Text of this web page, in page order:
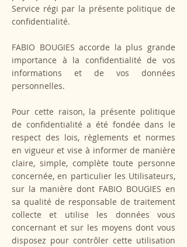
Service régi par la présente politique de
confidentialité.
FABIO BOUGIES accorde la plus grande
importance à la confidentialité de vos
informations et de vos données
personnelles.
Pour cette raison, la présente politique
de confidentialité a été fondée dans le
respect des lois, règlements et normes
en vigueur et vise à informer de manière
claire, simple, complète toute personne
concernée, en particulier les Utilisateurs,
sur la manière dont FABIO BOUGIES en
sa qualité de responsable de traitement
collecte et utilise les données vous
concernant et sur les moyens dont vous
disposez pour contrôler cette utilisation